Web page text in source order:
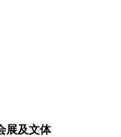
展及文体